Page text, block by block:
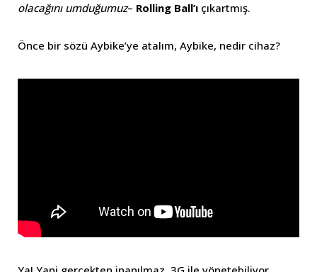
olacağını umduğumuz– Rolling Ball’ı çıkartmış.
Önce bir sözü Aybike’ye atalım, Aybike, nedir cihaz?